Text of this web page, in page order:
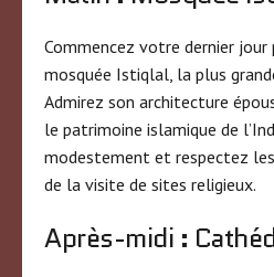
Commencez votre dernier jour
mosquée Istiqlal, la plus
Admirez son architecture
le patrimoine islamique de
modestement et respectez
de la visite de sites religieux.
Après-midi :